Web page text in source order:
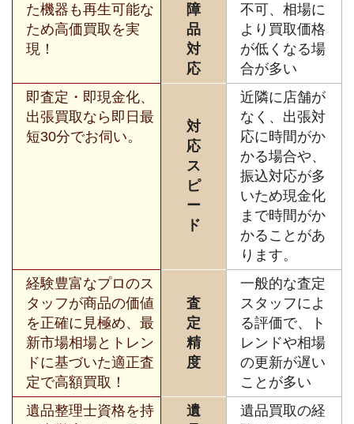
た機器も再生可能な
ため高価買取を実
現！
障
品
対
応
不可、相場に
より買取価格
が低くなる場
合が多い
即査定・即現金化、
出張買取なら即日最
短30分でお伺い。
対
応
ス
ピ
ー
ド
近隣に店舗が
なく、出張対
応に時間がか
かる場合や、
振込対応が多
いため現金化
まで時間がか
かることがあ
ります。
経験豊富なプロのス
タッフが商品の価値
を正確に見極め、最
新市場相場とトレン
ドに基づいた適正査
定で高額買取！
査
定
精
度
一般的な査定
スタッフによ
る評価で、ト
レンドや相場
の更新が遅い
ことが多い
遺品整理士資格を持
遺
遺品買取の経